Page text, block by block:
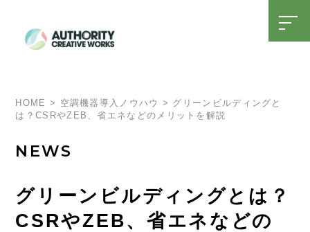
t
g
HOME > 空調機器導入ノウハウ > グリーンビルディングと
は？CSRやZEB、省エネなどのメリットを解説
NEWS
グリーンビルディングとは？
CSRやZEB、省エネなどの